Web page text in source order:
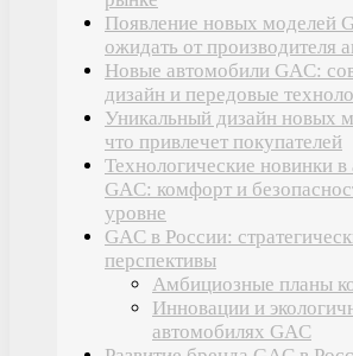
Появление новых моделей
ожидать от производителя
Новые автомобили GAC:
дизайн и передовые
Уникальный дизайн новых
что привлечет покупателей
Технологические новинки
GAC: комфорт и
уровне
GAC в России:
перспективы
Амбициозные планы
Инновации и
автомобилях GAC